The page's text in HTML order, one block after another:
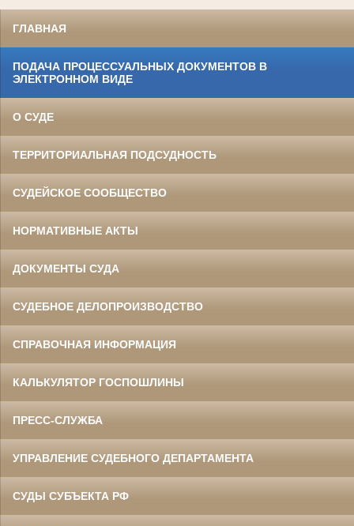
ГЛАВНАЯ
ПОДАЧА ПРОЦЕССУАЛЬНЫХ ДОКУМЕНТОВ В
ЭЛЕКТРОННОМ ВИДЕ
О СУДЕ
ТЕРРИТОРИАЛЬНАЯ ПОДСУДНОСТЬ
СУДЕЙСКОЕ СООБЩЕСТВО
НОРМАТИВНЫЕ АКТЫ
ДОКУМЕНТЫ СУДА
СУДЕБНОЕ ДЕЛОПРОИЗВОДСТВО
СПРАВОЧНАЯ ИНФОРМАЦИЯ
КАЛЬКУЛЯТОР ГОСПОШЛИНЫ
ПРЕСС-СЛУЖБА
УПРАВЛЕНИЕ СУДЕБНОГО ДЕПАРТАМЕНТА
СУДЫ СУБЪЕКТА РФ